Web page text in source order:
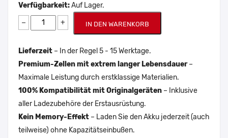
Verfügbarkeit:Auf Lager.
− + IN DEN WARENKORB
Lieferzeit – In der Regel 5 - 15 Werktage.
Premium-Zellen mit extrem langer Lebensdauer–
Maximale Leistung durch erstklassige Materialien.
100% Kompatibilität mit Originalgeräten – Inklusive
aller Ladezubehöre der Erstausrüstung.
Kein Memory-Effekt – Laden Sie den Akku jederzeit (auch
teilweise) ohne Kapazitätseinbußen.